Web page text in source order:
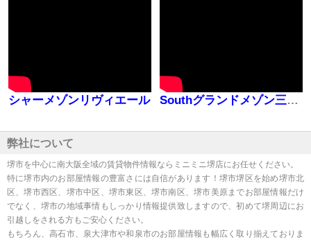
シャーメゾンリヴィエール Southグランドメゾン三国ヶ丘
弊社について
堺市を中心に南大阪全域の賃貸物件情報ならミニミニ堺店にお任せください。
特に堺市内のお部屋情報の豊富さには自信があります！堺市堺区を始め堺市北
区、堺市西区、堺市中区、堺市東区、堺市南区、堺市美原までお部屋情報だけ
でなく、堺市の地域事情もしっかり情報提供致しますので、初めて堺周辺にお
引越しをされる方もご安心ください。
もちろん、高石市、泉大津市や和泉市のお部屋情報も幅広く取り揃えておりま